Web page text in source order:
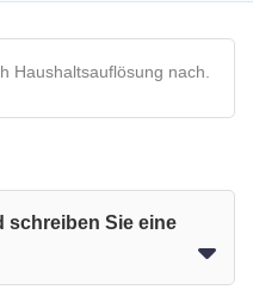
Haushaltsauflösung nach.
schreiben Sie eine